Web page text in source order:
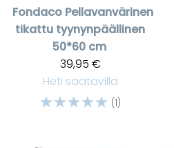
Fondaco Pellavanvärinen
tikattu tyynynpäällinen
50*60 cm
39,95 €
Heti saatavilla
☆☆☆☆☆ (1)